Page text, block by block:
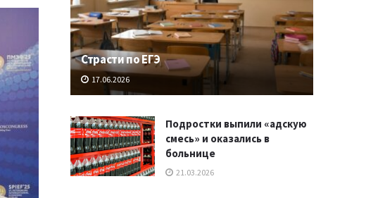
Страсти по ЕГЭ
17.06.2026
Подростки выпили «адскую
смесь» и оказались в
больнице
21.03.2026